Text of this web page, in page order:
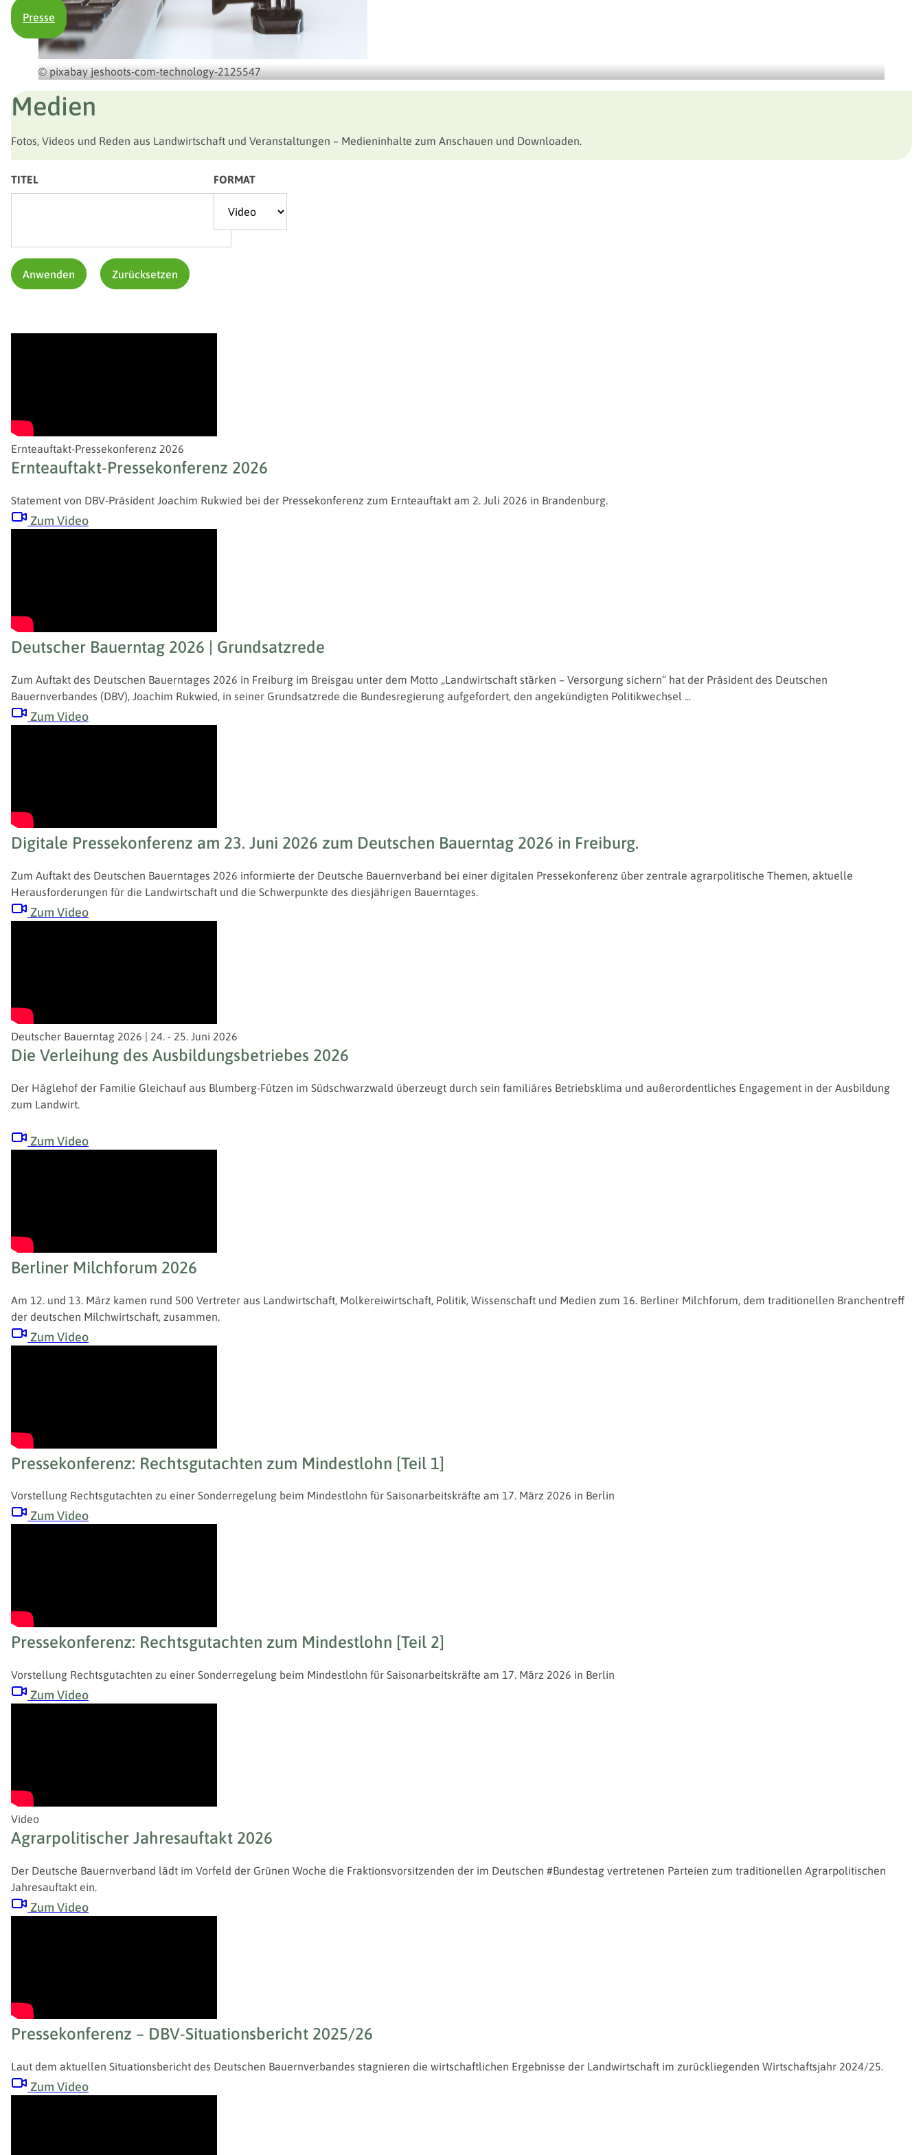
Presse
© pixabay jeshoots-com-technology-2125547
Medien
Fotos, Videos und Reden aus Landwirtschaft und Veranstaltungen – Medieninhalte zum Anschauen und Downloaden.
TITEL FORMAT
Ernteauftakt-Pressekonferenz 2026
Ernteauftakt-Pressekonferenz 2026
Statement von DBV-Präsident Joachim Rukwied bei der Pressekonferenz zum Ernteauftakt am 2. Juli 2026 in Brandenburg.
Zum Video
Deutscher Bauerntag 2026 | Grundsatzrede
Zum Auftakt des Deutschen Bauerntages 2026 in Freiburg im Breisgau unter dem Motto „Landwirtschaft stärken – Versorgung sichern“ hat der Präsident des Deutschen
Bauernverbandes (DBV), Joachim Rukwied, in seiner Grundsatzrede die Bundesregierung aufgefordert, den angekündigten Politikwechsel ...
Zum Video
Digitale Pressekonferenz am 23. Juni 2026 zum Deutschen Bauerntag 2026 in Freiburg.
Zum Auftakt des Deutschen Bauerntages 2026 informierte der Deutsche Bauernverband bei einer digitalen Pressekonferenz über zentrale agrarpolitische Themen, aktuelle
Herausforderungen für die Landwirtschaft und die Schwerpunkte des diesjährigen Bauerntages.
Zum Video
Deutscher Bauerntag 2026 | 24. - 25. Juni 2026
Die Verleihung des Ausbildungsbetriebes 2026
Der Häglehof der Familie Gleichauf aus Blumberg-Fützen im Südschwarzwald überzeugt durch sein familiäres Betriebsklima und außerordentliches Engagement in der Ausbildung
zum Landwirt.
Zum Video
Berliner Milchforum 2026
Am 12. und 13. März kamen rund 500 Vertreter aus Landwirtschaft, Molkereiwirtschaft, Politik, Wissenschaft und Medien zum 16. Berliner Milchforum, dem traditionellen Branchentreff
der deutschen Milchwirtschaft, zusammen.
Zum Video
Pressekonferenz: Rechtsgutachten zum Mindestlohn [Teil 1]
Vorstellung Rechtsgutachten zu einer Sonderregelung beim Mindestlohn für Saisonarbeitskräfte am 17. März 2026 in Berlin
Zum Video
Pressekonferenz: Rechtsgutachten zum Mindestlohn [Teil 2]
Vorstellung Rechtsgutachten zu einer Sonderregelung beim Mindestlohn für Saisonarbeitskräfte am 17. März 2026 in Berlin
Zum Video
Video
Agrarpolitischer Jahresauftakt 2026
Der Deutsche Bauernverband lädt im Vorfeld der Grünen Woche die Fraktionsvorsitzenden der im Deutschen #Bundestag vertretenen Parteien zum traditionellen Agrarpolitischen
Jahresauftakt ein.
Zum Video
Pressekonferenz – DBV-Situationsbericht 2025/26
Laut dem aktuellen Situationsbericht des Deutschen Bauernverbandes stagnieren die wirtschaftlichen Ergebnisse der Landwirtschaft im zurückliegenden Wirtschaftsjahr 2024/25.
Zum Video